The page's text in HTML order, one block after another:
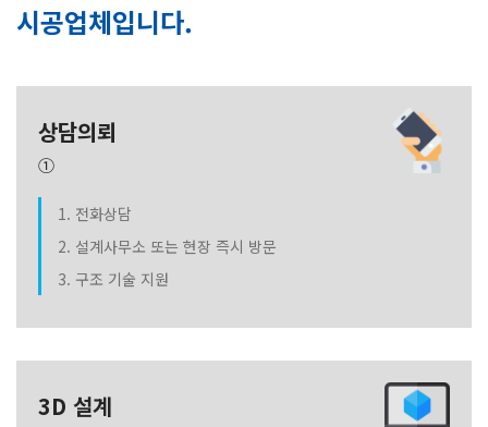
시공업체입니다.
상담의뢰
①
1. 전화상담
2. 설계사무소 또는 현장 즉시 방문
3. 구조 기술 지원
3D 설계